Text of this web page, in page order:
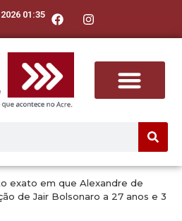
01:35
exato em que Alexandre de
de Jair Bolsonaro a 27 anos e 3